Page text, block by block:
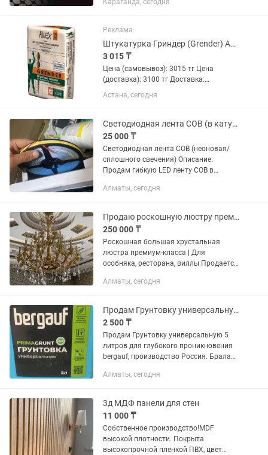
России и Китая. 1. "Армстронг" – это
строительстве и среди потребителей....
Караганда, сегодня
Реклама
Штукатурка Гриндер (Grender) Алинекс (Alinex)
3 015 ₸
Цена (самовывоз): 3015 тг Цена
(доставка): 3100 тг Доставка:
бесплатно Гипсовая штукатурка
Гриндер Алинекс (Grender Alinex) по
Предназначена для оштукатуривания
стен и...
Астана, сегодня
Светодиодная лента COB (в катушке)
25 000 ₸
Светодиодная лента COB (неоновая/
сплошного свечения) Описание:
Продам гибкую LED ленту COB в
свечение без точек. Отлично подойдет
Алматы, сегодня
Продаю роскошную люстру премиум класса
250 000 ₸
Роскошная большая хрустальная
люстра премиум-класса | Для
особняка, ресторана, виллы Продается
люстра с хрустальными подвесками.
золотой...
Алматы, сегодня
Продам Грунтовку универсальную для глубокого проникновения bergauf
2 500 ₸
Продам Грунтовку универсальную 5
литров для глубокого проникновения
bergauf, производство Россия. Брала
3.7 квадратов. Использовала 0,6
Алматы, сегодня
3д МДФ панели для стен
11 000 ₸
Собственное производство!MDF
высокой плотности. Покрыта
высокопрочной пленкой ПВХ, цвет